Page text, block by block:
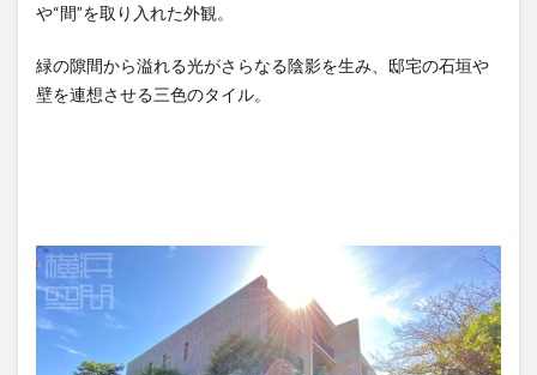
や“間”を取り入れた外観。
緑の隙間から溢れる光がさらなる陰影を生み、邸宅の石垣や
壁を連想させる三色のタイル。